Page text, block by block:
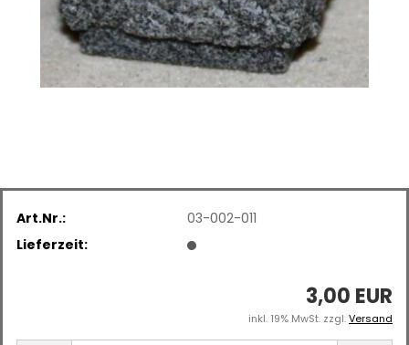
Art.Nr.:
03-002-011
Lieferzeit:
3,00 EUR
inkl. 19% MwSt. zzgl.Versand